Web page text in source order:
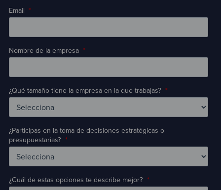
Email *
Nombre de la empresa *
¿Qué tamaño tiene la empresa en la que trabajas? *
¿Participas en la toma de decisiones estratégicas o
presupuestarias? *
¿Cuál de estas opciones te describe mejor? *